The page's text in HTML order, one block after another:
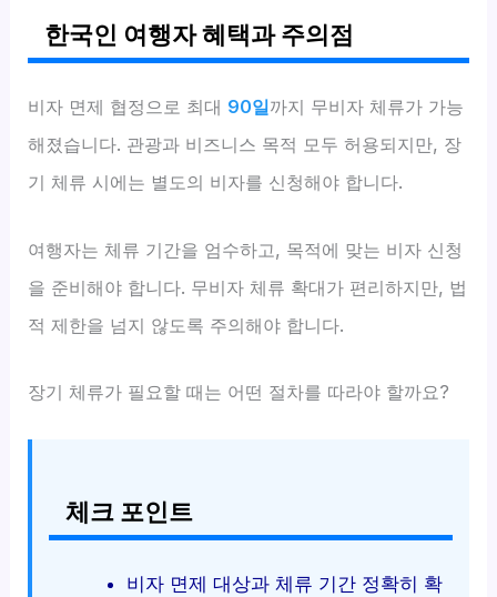
한국인 여행자 혜택과 주의점
비자 면제 협정으로 최대 90일까지 무비자 체류가 가능
해졌습니다. 관광과 비즈니스 목적 모두 허용되지만, 장
기 체류 시에는 별도의 비자를 신청해야 합니다.
여행자는 체류 기간을 엄수하고, 목적에 맞는 비자 신청
을 준비해야 합니다. 무비자 체류 확대가 편리하지만, 법
적 제한을 넘지 않도록 주의해야 합니다.
장기 체류가 필요할 때는 어떤 절차를 따라야 할까요?
체크 포인트
비자 면제 대상과 체류 기간 정확히 확